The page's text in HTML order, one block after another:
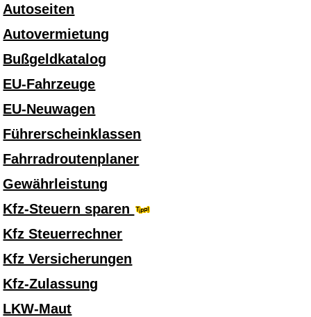
Autoseiten
Autovermietung
Bußgeldkatalog
EU-Fahrzeuge
EU-Neuwagen
Führerscheinklassen
Fahrradroutenplaner
Gewährleistung
Kfz-Steuern sparen
Kfz Steuerrechner
Kfz Versicherungen
Kfz-Zulassung
LKW-Maut